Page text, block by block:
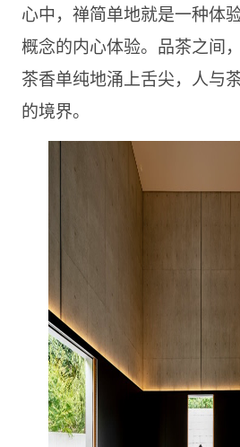
心中，禅简单地就是一种体
概念的内心体验。品茶之间
茶香单纯地涌上舌尖，人与
的境界。